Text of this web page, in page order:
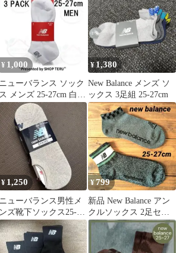
¥ 1,000
ニューバランス ソック
ス メンズ 25-27cm 白 3
セットNB靴下ホワイ
¥1,380
New Balance メンズ ソ
ックス 3足組 25-27cm
¥ 1,250
ニューバランス男性メ
ンズ靴下ソックス25-
足分
¥799
新品 New Balance アン
クルソックス 2足セッ
ト